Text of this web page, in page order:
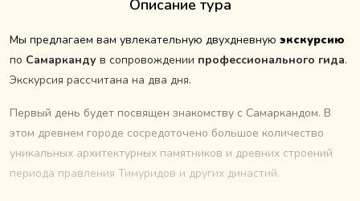
Описание тура
Мы предлагаем вам увлекательную двухдневную экскурсию
по Самарканду в сопровождении профессионального гида.
Экскурсия рассчитана на два дня.
Первый день будет посвящен знакомству с Самаркандом. В
этом древнем городе сосредоточено большое количество
уникальных архитектурных памятников и древних строений
периода правления Тимуридов и других династий.